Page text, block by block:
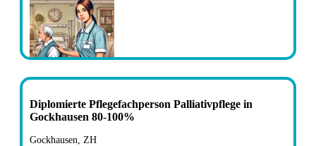
Diplomierte Pflegefachperson Palliativpflege in
Gockhausen 80-100%
Gockhausen, ZH